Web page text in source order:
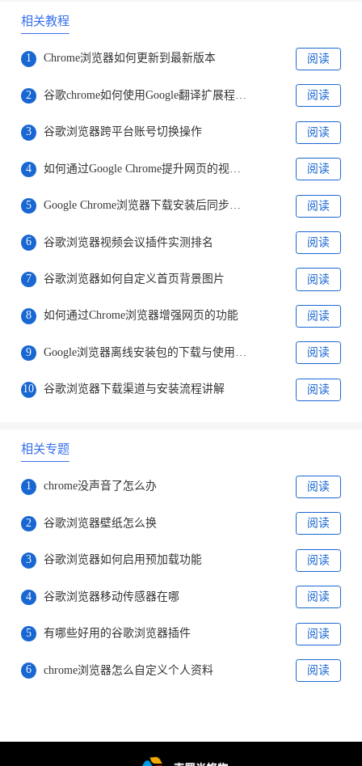
相关教程
1 Chrome浏览器如何更新到最新版本 阅读
2 阅读
3 谷歌浏览器跨平台账号切换操作 阅读
4 阅读
5 Google Chrome浏览器下载安装后同步设置教程 阅读
6 谷歌浏览器视频会议插件实测排名 阅读
7 谷歌浏览器如何自定义首页背景图片 阅读
8 如何通过Chrome浏览器增强网页的功能 阅读
9 阅读
10 谷歌浏览器下载渠道与安装流程讲解 阅读
相关专题
1 chrome没声音了怎么办 阅读
2 谷歌浏览器壁纸怎么换 阅读
3 谷歌浏览器如何启用预加载功能 阅读
4 谷歌浏览器移动传感器在哪 阅读
5 有哪些好用的谷歌浏览器插件 阅读
6 chrome浏览器怎么自定义个人资料 阅读